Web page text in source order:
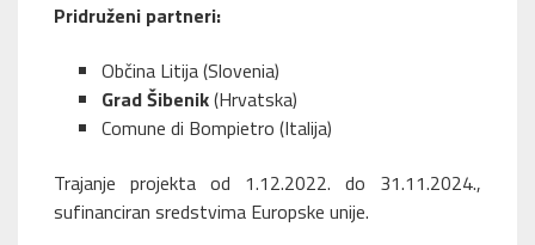
Pridruženi partneri:
Občina Litija (Slovenia)
Grad Šibenik(Hrvatska)
Comune di Bompietro (Italija)
Trajanje projekta od 1.12.2022. do 31.11.2024.,
sufinanciran sredstvima Europske unije.